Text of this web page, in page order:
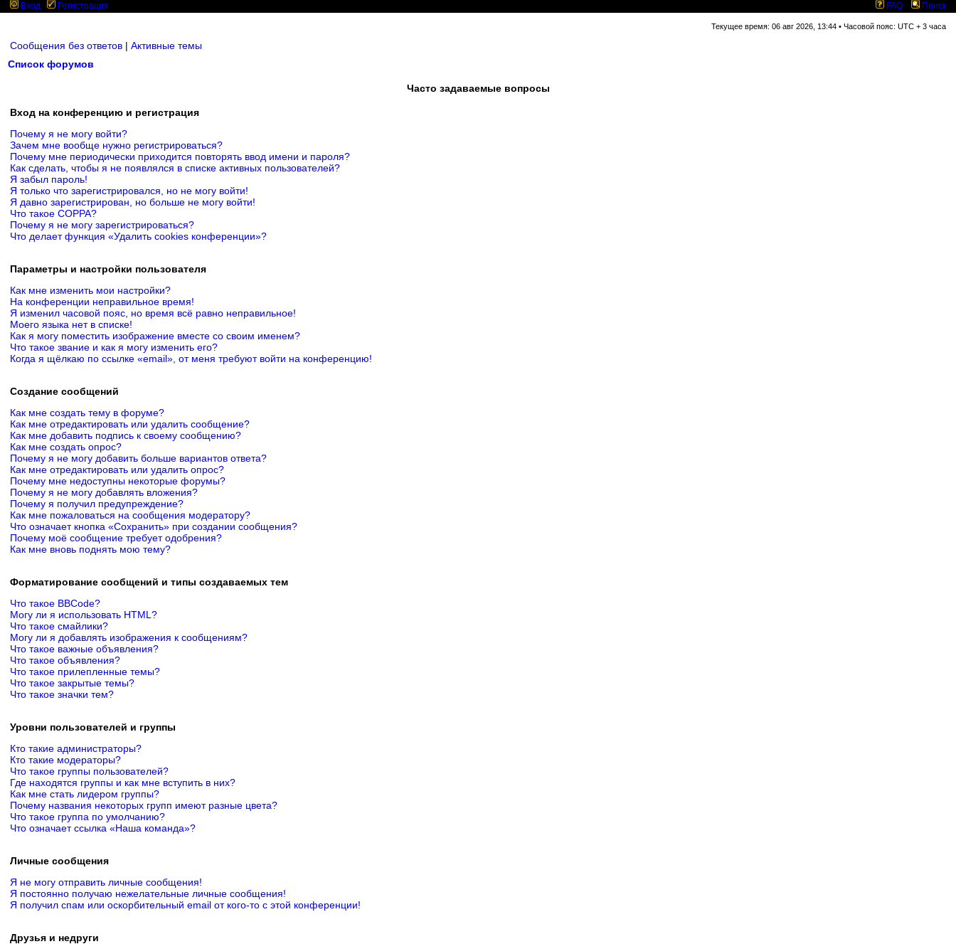
Вход Регистрация FAQ Поиск
Текущее время: 06 авг 2026, 13:44 • Часовой пояс: UTC + 3 часа
Сообщения без ответов | Активные темы
Список форумов
Часто задаваемые вопросы
Вход на конференцию и регистрация
Почему я не могу войти?
Зачем мне вообще нужно регистрироваться?
Почему мне периодически приходится повторять ввод имени и пароля?
Как сделать, чтобы я не появлялся в списке активных пользователей?
Я забыл пароль!
Я только что зарегистрировался, но не могу войти!
Я давно зарегистрирован, но больше не могу войти!
Что такое COPPA?
Почему я не могу зарегистрироваться?
Что делает функция «Удалить cookies конференции»?
Параметры и настройки пользователя
Как мне изменить мои настройки?
На конференции неправильное время!
Я изменил часовой пояс, но время всё равно неправильное!
Моего языка нет в списке!
Как я могу поместить изображение вместе со своим именем?
Что такое звание и как я могу изменить его?
Когда я щёлкаю по ссылке «email», от меня требуют войти на конференцию!
Создание сообщений
Как мне создать тему в форуме?
Как мне отредактировать или удалить сообщение?
Как мне добавить подпись к своему сообщению?
Как мне создать опрос?
Почему я не могу добавить больше вариантов ответа?
Как мне отредактировать или удалить опрос?
Почему мне недоступны некоторые форумы?
Почему я не могу добавлять вложения?
Почему я получил предупреждение?
Как мне пожаловаться на сообщения модератору?
Что означает кнопка «Сохранить» при создании сообщения?
Почему моё сообщение требует одобрения?
Как мне вновь поднять мою тему?
Форматирование сообщений и типы создаваемых тем
Что такое BBCode?
Могу ли я использовать HTML?
Что такое смайлики?
Могу ли я добавлять изображения к сообщениям?
Что такое важные объявления?
Что такое объявления?
Что такое прилепленные темы?
Что такое закрытые темы?
Что такое значки тем?
Уровни пользователей и группы
Кто такие администраторы?
Кто такие модераторы?
Что такое группы пользователей?
Где находятся группы и как мне вступить в них?
Как мне стать лидером группы?
Почему названия некоторых групп имеют разные цвета?
Что такое группа по умолчанию?
Что означает ссылка «Наша команда»?
Личные сообщения
Я не могу отправить личные сообщения!
Я постоянно получаю нежелательные личные сообщения!
Я получил спам или оскорбительный email от кого-то с этой конференции!
Друзья и недруги